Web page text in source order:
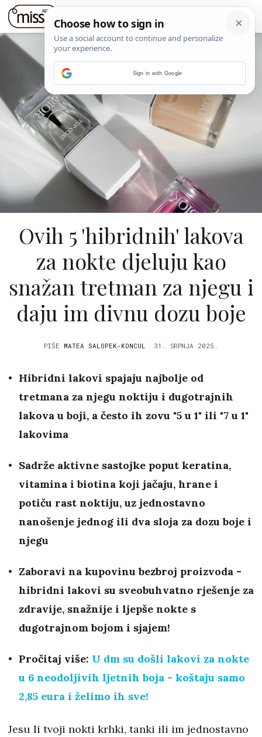
Ovih 5 'hibridnih' lakova
za nokte djeluju kao
snažan tretman za njegu i
daju im divnu dozu boje
PIŠE MATEA SALOPEK-KONCUL 31. SRPNJA 2025.
Hibridni lakovi spajaju najbolje od
tretmana za njegu noktiju i dugotrajnih
lakova u boji, a često ih zovu "5 u 1" ili "7 u 1"
lakovima
Sadrže aktivne sastojke poput keratina,
vitamina i biotina koji jačaju, hrane i
potiču rast noktiju, uz jednostavno
nanošenje jednog ili dva sloja za dozu boje i
njegu
Zaboravi na kupovinu bezbroj proizvoda -
hibridni lakovi su sveobuhvatno rješenje za
zdravije, snažnije i ljepše nokte s
dugotrajnom bojom i sjajem!
Pročitaj više: U dm su došli lakovi za nokte
u 6 neodoljivih ljetnih boja - koštaju samo
2,85 eura i želimo ih sve!
Jesu li tvoji nokti krhki, tanki ili im jednostavno
Sign in with Google